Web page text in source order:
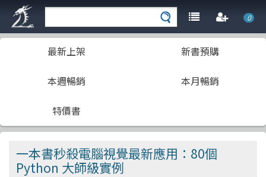
0
最新上架 新書預購
本週暢銷 本月暢銷
特價書
一本書秒殺電腦視覺最新應用：80個
Python 大師級實例